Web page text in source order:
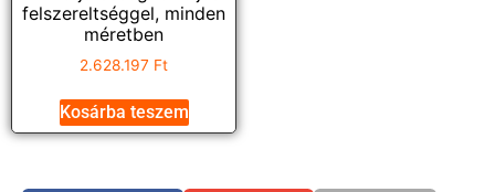
felszereltséggel, minden
méretben
2.628.197 Ft
Kosárba teszem